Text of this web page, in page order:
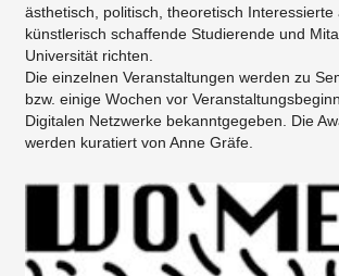
ästhetisch, politisch, theoretisch Interessierte
künstlerisch schaffende Studierende und
Universität richten.
Die einzelnen Veranstaltungen werden zu
bzw. einige Wochen vor
Digitalen Netzwerke bekanntgegeben. Die
werden kuratiert von Anne Gräfe.